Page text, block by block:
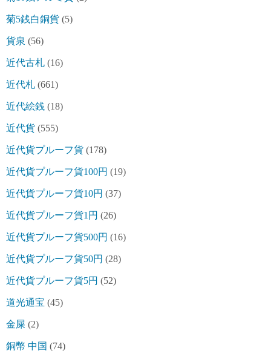
菊5銭白銅貨 (5)
貨泉 (56)
近代古札 (16)
近代札 (661)
近代絵銭 (18)
近代貨 (555)
近代貨プルーフ貨 (178)
近代貨プルーフ貨100円 (19)
近代貨プルーフ貨10円 (37)
近代貨プルーフ貨1円 (26)
近代貨プルーフ貨500円 (16)
近代貨プルーフ貨50円 (28)
近代貨プルーフ貨5円 (52)
道光通宝 (45)
金屎 (2)
銅幣 中国 (74)